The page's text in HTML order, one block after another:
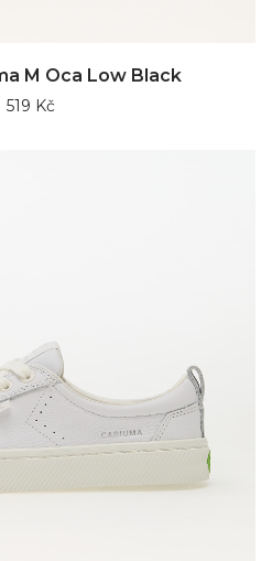
M Oca Low Black
519 Kč